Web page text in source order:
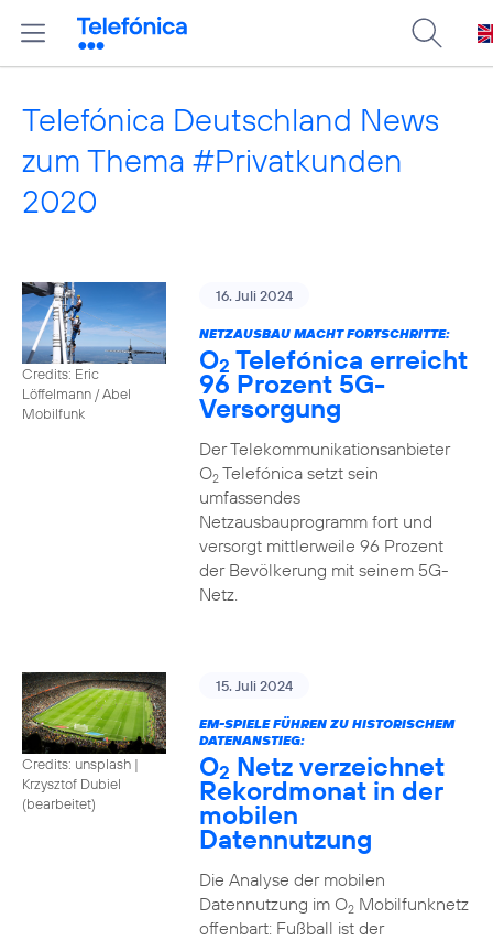
Telefónica Deutschland News
zum Thema #Privatkunden
2020
Credits: Eric
Löffelmann / Abel
Mobilfunk
16. Juli 2024
NETZAUSBAU MACHT FORTSCHRITTE:
O2 Telefónica erreicht
96 Prozent 5G-
Versorgung
Der Telekommunikationsanbieter
O2Telefónica setzt sein
umfassendes
Netzausbauprogramm fort und
versorgt mittlerweile 96 Prozent
der Bevölkerung mit seinem 5G-
Netz.
Credits: unsplash |
Krzysztof Dubiel
(bearbeitet)
15. Juli 2024
EM-SPIELE FÜHREN ZU HISTORISCHEM
DATENANSTIEG:
O2 Netz verzeichnet
Rekordmonat in der
mobilen
Datennutzung
Die Analyse der mobilen
Datennutzung im O2Mobilfunknetz
offenbart: Fußball ist der